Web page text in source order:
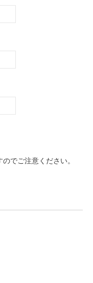
でご注意ください。